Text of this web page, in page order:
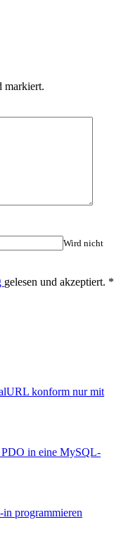
markiert.
Wird nicht
gelesen und akzeptiert. *
konform nur mit
in eine MySQL-
programmieren